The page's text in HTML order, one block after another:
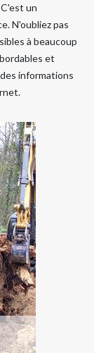
un
N'oubliez pas
à beaucoup
et
informations